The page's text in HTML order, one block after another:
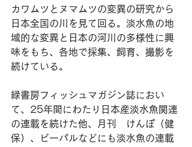
カワムツとヌマムツの変異の研究から
日本全国の川を見て回る。淡水魚の地
域的な変異と日本の河川の多様性に興
味をもち、各地で採集、飼育、撮影を
続けている。
緑書房フィッシュマガジン誌におい
て、25年間にわたり日本産淡水魚関連
の連載を続けた他、月刊　けんぽ（健
保）、ビーパルなどにも淡水魚の連載